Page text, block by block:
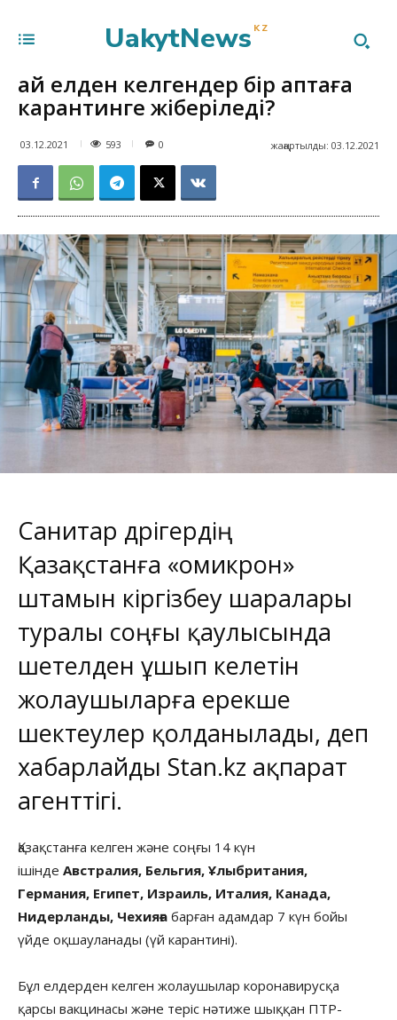
UakytNews KZ
Қай елден келгендер бір аптаға
карантинге жіберіледі?
03.12.2021 593 жаңартылды: 03.12.2021
0
Санитар дәрігердің
Қазақстанға «омикрон»
штамын кіргізбеу шаралары
туралы соңғы қаулысында
шетелден ұшып келетін
жолаушыларға ерекше
шектеулер қолданылады, деп
хабарлайды Stan.kz ақпарат
агенттігі.
Қазақстанға келген және соңғы 14 күн
ішінде Австралия, Бельгия, Ұлыбритания,
Германия, Египет, Израиль, Италия, Канада,
Нидерланды, Чехияға барған адамдар 7 күн бойы
үйде оқшауланады (үй карантині).
Бұл елдерден келген жолаушылар коронавирусқа
қарсы вакцинасы және теріс нәтиже шыққан ПТР-